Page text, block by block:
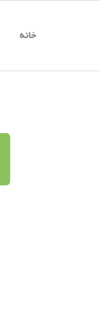
خانه